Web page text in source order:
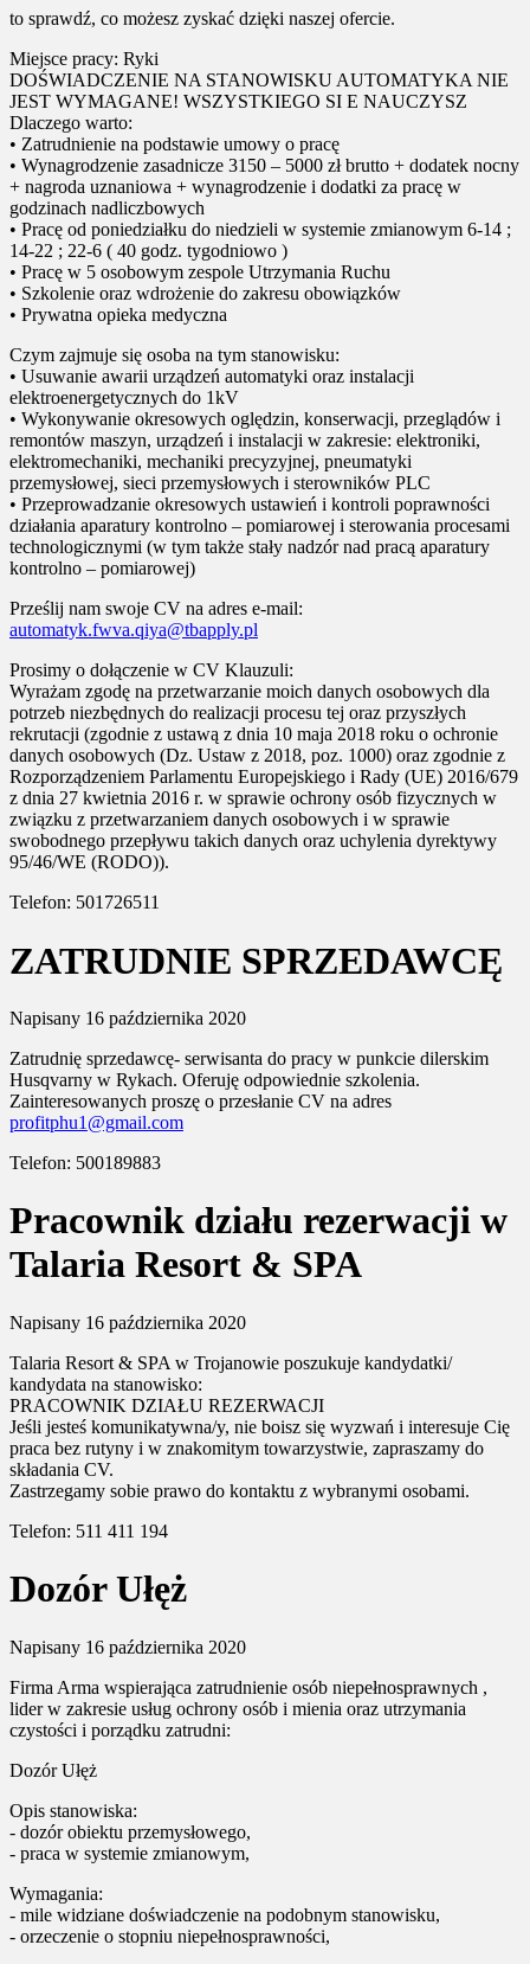
to sprawdź, co możesz zyskać dzięki naszej ofercie.
Miejsce pracy: Ryki
DOŚWIADCZENIE NA STANOWISKU AUTOMATYKA NIE
JEST WYMAGANE! WSZYSTKIEGO SI E NAUCZYSZ
Dlaczego warto:
• Zatrudnienie na podstawie umowy o pracę
• Wynagrodzenie zasadnicze 3150 – 5000 zł brutto + dodatek nocny
+ nagroda uznaniowa + wynagrodzenie i dodatki za pracę w
godzinach nadliczbowych
• Pracę od poniedziałku do niedzieli w systemie zmianowym 6-14 ;
14-22 ; 22-6 ( 40 godz. tygodniowo )
• Pracę w 5 osobowym zespole Utrzymania Ruchu
• Szkolenie oraz wdrożenie do zakresu obowiązków
• Prywatna opieka medyczna
Czym zajmuje się osoba na tym stanowisku:
• Usuwanie awarii urządzeń automatyki oraz instalacji
elektroenergetycznych do 1kV
• Wykonywanie okresowych oględzin, konserwacji, przeglądów i
remontów maszyn, urządzeń i instalacji w zakresie: elektroniki,
elektromechaniki, mechaniki precyzyjnej, pneumatyki
przemysłowej, sieci przemysłowych i sterowników PLC
• Przeprowadzanie okresowych ustawień i kontroli poprawności
działania aparatury kontrolno – pomiarowej i sterowania procesami
technologicznymi (w tym także stały nadzór nad pracą aparatury
kontrolno – pomiarowej)
Prześlij nam swoje CV na adres e-mail:
automatyk.fwva.qiya@tbapply.pl
Prosimy o dołączenie w CV Klauzuli:
Wyrażam zgodę na przetwarzanie moich danych osobowych dla
potrzeb niezbędnych do realizacji procesu tej oraz przyszłych
rekrutacji (zgodnie z ustawą z dnia 10 maja 2018 roku o ochronie
danych osobowych (Dz. Ustaw z 2018, poz. 1000) oraz zgodnie z
Rozporządzeniem Parlamentu Europejskiego i Rady (UE) 2016/679
z dnia 27 kwietnia 2016 r. w sprawie ochrony osób fizycznych w
związku z przetwarzaniem danych osobowych i w sprawie
swobodnego przepływu takich danych oraz uchylenia dyrektywy
95/46/WE (RODO)).
Telefon: 501726511
ZATRUDNIE SPRZEDAWCĘ
Napisany 16 października 2020
Zatrudnię sprzedawcę- serwisanta do pracy w punkcie dilerskim
Husqvarny w Rykach. Oferuję odpowiednie szkolenia.
Zainteresowanych proszę o przesłanie CV na adres
profitphu1@gmail.com
Telefon: 500189883
Pracownik działu rezerwacji w
Talaria Resort & SPA
Napisany 16 października 2020
Talaria Resort & SPA w Trojanowie poszukuje kandydatki/
kandydata na stanowisko:
PRACOWNIK DZIAŁU REZERWACJI
Jeśli jesteś komunikatywna/y, nie boisz się wyzwań i interesuje Cię
praca bez rutyny i w znakomitym towarzystwie, zapraszamy do
składania CV.
Zastrzegamy sobie prawo do kontaktu z wybranymi osobami.
Telefon: 511 411 194
Dozór Ułęż
Napisany 16 października 2020
Firma Arma wspierająca zatrudnienie osób niepełnosprawnych ,
lider w zakresie usług ochrony osób i mienia oraz utrzymania
czystości i porządku zatrudni:
Dozór Ułęż
Opis stanowiska:
- dozór obiektu przemysłowego,
- praca w systemie zmianowym,
Wymagania:
- mile widziane doświadczenie na podobnym stanowisku,
- orzeczenie o stopniu niepełnosprawności,